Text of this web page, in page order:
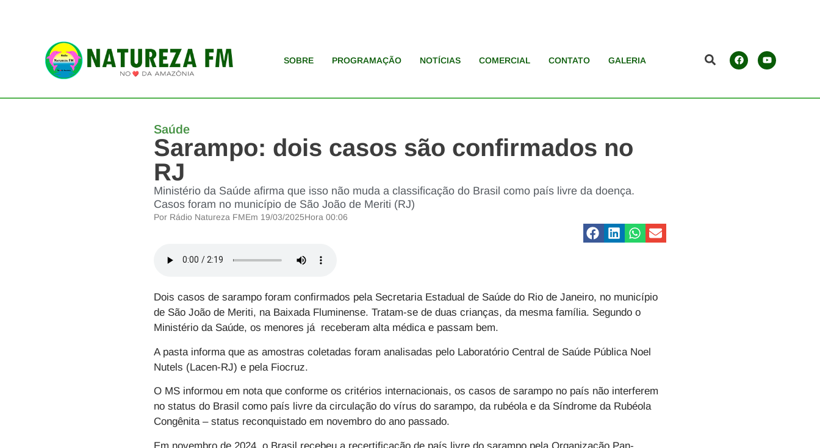
SOBRE PROGRAMAÇÃO NOTÍCIAS COMERCIAL CONTATO GALERIA
Saúde
Sarampo: dois casos são confirmados no
RJ
Ministério da Saúde afirma que isso não muda a classificação do Brasil como país livre da doença.
Casos foram no município de São João de Meriti (RJ)
Por Rádio Natureza FMEm 19/03/2025Hora 00:06
Dois casos de sarampo foram confirmados pela Secretaria Estadual de Saúde do Rio de Janeiro, no município
de São João de Meriti, na Baixada Fluminense. Tratam-se de duas crianças, da mesma família. Segundo o
Ministério da Saúde, os menores já receberam alta médica e passam bem.
A pasta informa que as amostras coletadas foram analisadas pelo Laboratório Central de Saúde Pública Noel
Nutels (Lacen-RJ) e pela Fiocruz.
O MS informou em nota que conforme os critérios internacionais, os casos de sarampo no país não interferem
no status do Brasil como país livre da circulação do vírus do sarampo, da rubéola e da Síndrome da Rubéola
Congênita – status reconquistado em novembro do ano passado.
Em novembro de 2024, o Brasil recebeu a recertificação de país livre do sarampo pela Organização Pan-